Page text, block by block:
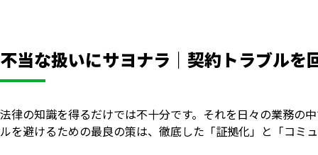
不当な扱いにサヨナラ｜契約トラブルを
法律の知識を得るだけでは不十分です。それを日々の業務の
ルを避けるための最良の策は、徹底した「証拠化」と「コミ